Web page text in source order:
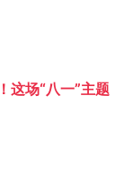
这场“八一”主题